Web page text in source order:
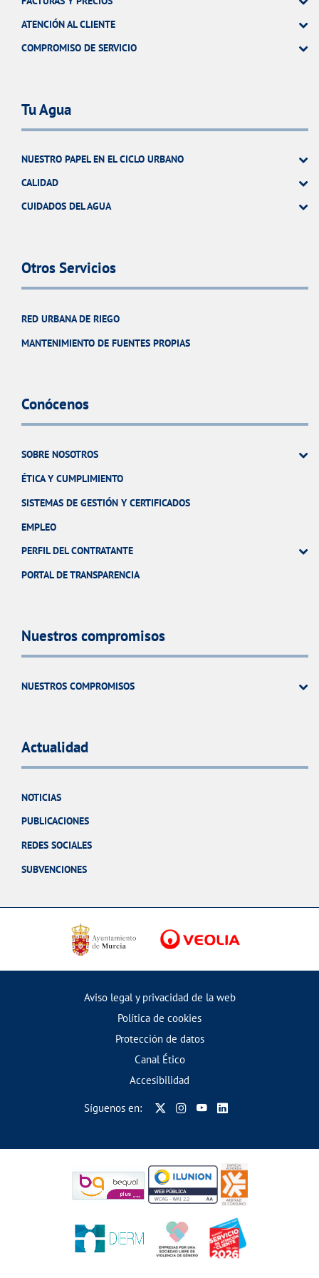
ATENCIÓN AL CLIENTE
COMPROMISO DE SERVICIO
Tu Agua
NUESTRO PAPEL EN EL CICLO URBANO
CALIDAD
CUIDADOS DEL AGUA
Otros Servicios
RED URBANA DE RIEGO
MANTENIMIENTO DE FUENTES PROPIAS
Conócenos
SOBRE NOSOTROS
ÉTICA Y CUMPLIMIENTO
SISTEMAS DE GESTIÓN Y CERTIFICADOS
EMPLEO
PERFIL DEL CONTRATANTE
PORTAL DE TRANSPARENCIA
Nuestros compromisos
NUESTROS COMPROMISOS
Actualidad
NOTICIAS
PUBLICACIONES
REDES SOCIALES
SUBVENCIONES
Aviso legal y privacidad de la web
Política de cookies
Protección de datos
Canal Ético
Accesibilidad
Síguenos en: